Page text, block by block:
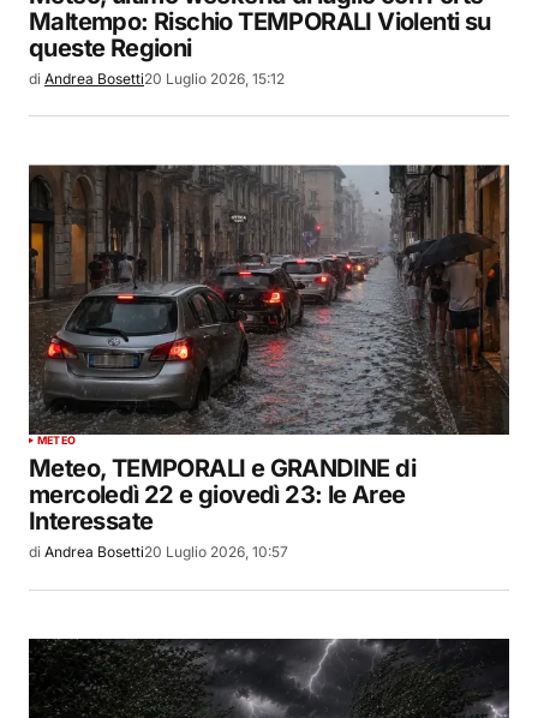
Maltempo: Rischio TEMPORALI Violenti su
queste Regioni
di Andrea Bosetti20 Luglio 2026, 15:12
METEO
Meteo, TEMPORALI e GRANDINE di
mercoledì 22 e giovedì 23: le Aree
Interessate
di Andrea Bosetti20 Luglio 2026, 10:57